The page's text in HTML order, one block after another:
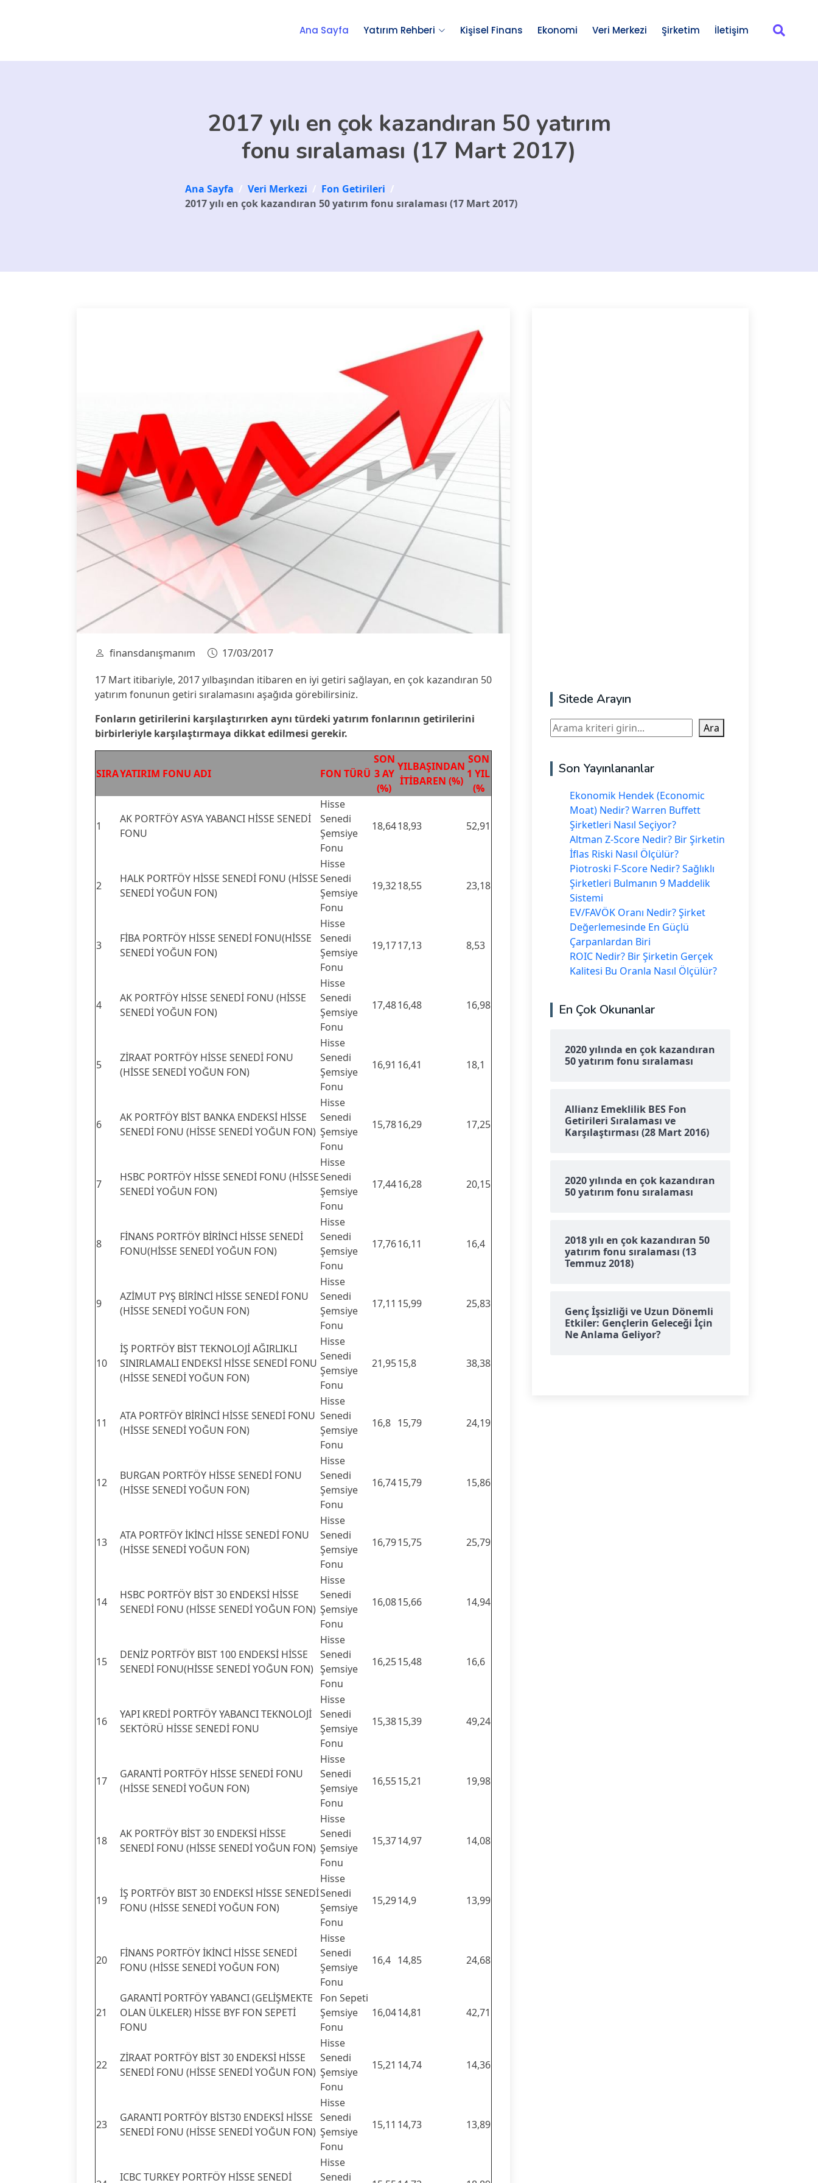
Ana Sayfa Yatırım Rehberi Kişisel Finans Ekonomi Veri Merkezi Şirketim İletişim
2017 yılı en çok kazandıran 50 yatırım
fonu sıralaması (17 Mart 2017)
Ana Sayfa / Veri Merkezi / Fon Getirileri /
2017 yılı en çok kazandıran 50 yatırım fonu sıralaması (17 Mart 2017)
finansdanışmanım
17/03/2017
17 Mart itibariyle, 2017 yılbaşından itibaren en iyi getiri sağlayan, en çok kazandıran 50
yatırım fonunun getiri sıralamasını aşağıda görebilirsiniz.
Fonların getirilerini karşılaştırırken aynı türdeki yatırım fonlarının getirilerini
birbirleriyle karşılaştırmaya dikkat edilmesi gerekir.
SIRAYATIRIM FONU ADI FON TÜRÜ
SON
3 AY
(%)
YILBAŞINDAN
İTİBAREN (%)
SON
1 YIL
(%
1
AK PORTFÖY ASYA YABANCI HİSSE SENEDİ
FONU
Hisse
Senedi
Şemsiye
Fonu
18,6418,93 52,91
2
HALK PORTFÖY HİSSE SENEDİ FONU (HİSSE
SENEDİ YOĞUN FON)
Hisse
Senedi
Şemsiye
Fonu
19,3218,55 23,18
3
FİBA PORTFÖY HİSSE SENEDİ FONU(HİSSE
SENEDİ YOĞUN FON)
Hisse
Senedi
Şemsiye
Fonu
19,1717,13 8,53
4
AK PORTFÖY HİSSE SENEDİ FONU (HİSSE
SENEDİ YOĞUN FON)
Hisse
Senedi
Şemsiye
Fonu
17,4816,48 16,98
5
ZİRAAT PORTFÖY HİSSE SENEDİ FONU
(HİSSE SENEDİ YOĞUN FON)
Hisse
Senedi
Şemsiye
Fonu
16,91 16,41 18,1
6
AK PORTFÖY BİST BANKA ENDEKSİ HİSSE
SENEDİ FONU (HİSSE SENEDİ YOĞUN FON)
Hisse
Senedi
Şemsiye
Fonu
15,7816,29 17,25
7
HSBC PORTFÖY HİSSE SENEDİ FONU (HİSSE
SENEDİ YOĞUN FON)
Hisse
Senedi
Şemsiye
Fonu
17,4416,28 20,15
8
FİNANS PORTFÖY BİRİNCİ HİSSE SENEDİ
FONU(HİSSE SENEDİ YOĞUN FON)
Hisse
Senedi
Şemsiye
Fonu
17,7616,11 16,4
9
AZİMUT PYŞ BİRİNCİ HİSSE SENEDİ FONU
(HİSSE SENEDİ YOĞUN FON)
Hisse
Senedi
Şemsiye
Fonu
17,11 15,99 25,83
10
İŞ PORTFÖY BİST TEKNOLOJİ AĞIRLIKLI
SINIRLAMALI ENDEKSİ HİSSE SENEDİ FONU
(HİSSE SENEDİ YOĞUN FON)
Hisse
Senedi
Şemsiye
Fonu
21,9515,8 38,38
11
ATA PORTFÖY BİRİNCİ HİSSE SENEDİ FONU
(HİSSE SENEDİ YOĞUN FON)
Hisse
Senedi
Şemsiye
Fonu
16,8 15,79 24,19
12
BURGAN PORTFÖY HİSSE SENEDİ FONU
(HİSSE SENEDİ YOĞUN FON)
Hisse
Senedi
Şemsiye
Fonu
16,7415,79 15,86
13
ATA PORTFÖY İKİNCİ HİSSE SENEDİ FONU
(HİSSE SENEDİ YOĞUN FON)
Hisse
Senedi
Şemsiye
Fonu
16,7915,75 25,79
14
HSBC PORTFÖY BİST 30 ENDEKSİ HİSSE
SENEDİ FONU (HİSSE SENEDİ YOĞUN FON)
Hisse
Senedi
Şemsiye
Fonu
16,0815,66 14,94
15
DENİZ PORTFÖY BIST 100 ENDEKSİ HİSSE
SENEDİ FONU(HİSSE SENEDİ YOĞUN FON)
Hisse
Senedi
Şemsiye
Fonu
16,2515,48 16,6
16
YAPI KREDİ PORTFÖY YABANCI TEKNOLOJİ
SEKTÖRÜ HİSSE SENEDİ FONU
Hisse
Senedi
Şemsiye
Fonu
15,3815,39 49,24
17
GARANTİ PORTFÖY HİSSE SENEDİ FONU
(HİSSE SENEDİ YOĞUN FON)
Hisse
Senedi
Şemsiye
Fonu
16,5515,21 19,98
18
AK PORTFÖY BİST 30 ENDEKSİ HİSSE
SENEDİ FONU (HİSSE SENEDİ YOĞUN FON)
Hisse
Senedi
Şemsiye
Fonu
15,3714,97 14,08
19
İŞ PORTFÖY BIST 30 ENDEKSİ HİSSE SENEDİ
FONU (HİSSE SENEDİ YOĞUN FON)
Hisse
Senedi
Şemsiye
Fonu
15,2914,9 13,99
20
FİNANS PORTFÖY İKİNCİ HİSSE SENEDİ
FONU (HİSSE SENEDİ YOĞUN FON)
Hisse
Senedi
Şemsiye
Fonu
16,4 14,85 24,68
21
GARANTİ PORTFÖY YABANCI (GELİŞMEKTE
OLAN ÜLKELER) HİSSE BYF FON SEPETİ
FONU
Fon Sepeti
Şemsiye
Fonu
16,0414,81 42,71
22
ZİRAAT PORTFÖY BİST 30 ENDEKSİ HİSSE
SENEDİ FONU (HİSSE SENEDİ YOĞUN FON)
Hisse
Senedi
Şemsiye
Fonu
15,21 14,74 14,36
23
GARANTI PORTFÖY BİST30 ENDEKSİ HİSSE
SENEDİ FONU (HİSSE SENEDİ YOĞUN FON)
Hisse
Senedi
Şemsiye
Fonu
15,11 14,73 13,89
ICBC TURKEY PORTFÖY HİSSE SENEDİ
Hisse
Senedi
Sitede Arayın
Ara Ara
Son Yayınlananlar
Ekonomik Hendek (Economic
Moat) Nedir? Warren Buffett
Şirketleri Nasıl Seçiyor?
Altman Z-Score Nedir? Bir Şirketin
İflas Riski Nasıl Ölçülür?
Piotroski F-Score Nedir? Sağlıklı
Şirketleri Bulmanın 9 Maddelik
Sistemi
EV/FAVÖK Oranı Nedir? Şirket
Değerlemesinde En Güçlü
Çarpanlardan Biri
ROIC Nedir? Bir Şirketin Gerçek
Kalitesi Bu Oranla Nasıl Ölçülür?
En Çok Okunanlar
2020 yılında en çok kazandıran
50 yatırım fonu sıralaması
Allianz Emeklilik BES Fon
Getirileri Sıralaması ve
Karşılaştırması (28 Mart 2016)
2020 yılında en çok kazandıran
50 yatırım fonu sıralaması
2018 yılı en çok kazandıran 50
yatırım fonu sıralaması (13
Temmuz 2018)
Genç İşsizliği ve Uzun Dönemli
Etkiler: Gençlerin Geleceği İçin
Ne Anlama Geliyor?